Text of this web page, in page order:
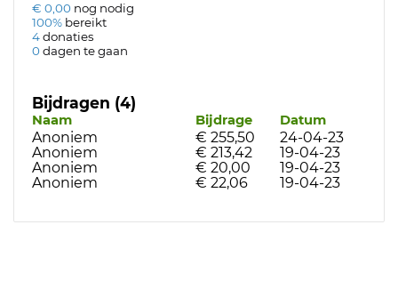
€ 0,00 nog nodig
100% bereikt
4donaties
0dagen te gaan
Bijdragen (4)
Naam Bijdrage Datum
Anoniem € 255,50
24-04-23
Anoniem
€ 213,42
19-04-23
Anoniem
€ 20,00
19-04-23
Anoniem
€ 22,06 19-04-23